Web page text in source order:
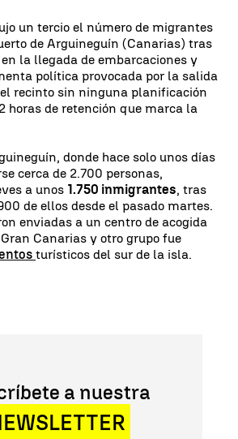
un tercio el número de migrantes
de Arguineguín (Canarias) tras
la llegada de embarcaciones y
política provocada por la salida
recinto sin ninguna planificación
horas de retención que marca la
donde hace solo unos días
cerca de 2.700 personas,
a unos 1.750 inmigrantes, tras
de ellos desde el pasado martes.
enviadas a un centro de acogida
Canarias y otro grupo fue
turísticos del sur de la isla.
a nuestra